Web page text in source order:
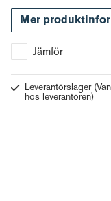
Mer
Jämför
Leverantörslager
hos leverantören)